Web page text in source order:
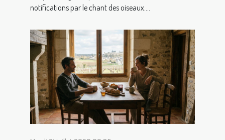
notifications par le chant des oiseaux....